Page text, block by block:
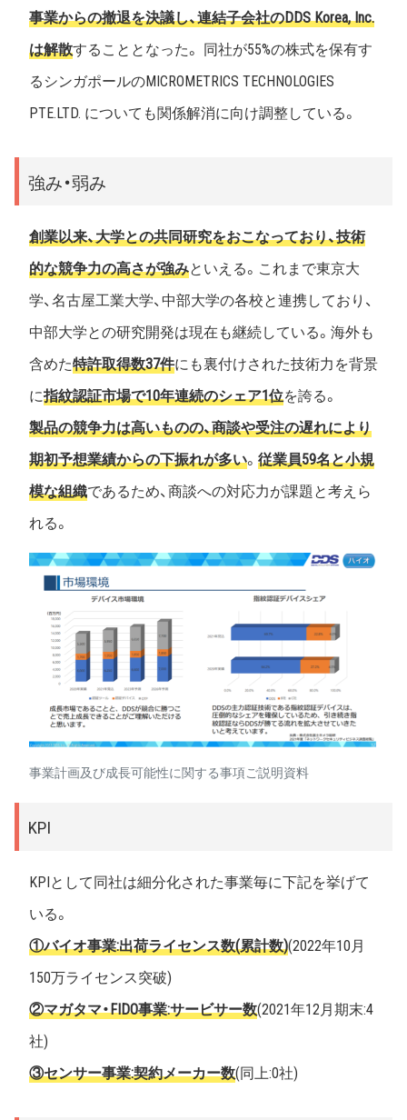
事業からの撤退を決議し、連結子会社のDDS Korea, Inc.
は解散することとなった。 同社が55%の株式を保有す
るシンガポールのMICROMETRICS TECHNOLOGIES
PTE.LTD. についても関係解消に向け調整している。
強み・弱み
創業以来、大学との共同研究をおこなっており、技術
的な競争力の高さが強みといえる。これまで東京大
学、名古屋工業大学、中部大学の各校と連携しており、
中部大学との研究開発は現在も継続している。海外も
含めた特許取得数37件にも裏付けされた技術力を背景
に指紋認証市場で10年連続のシェア1位を誇る。
製品の競争力は高いものの、商談や受注の遅れにより
期初予想業績からの下振れが多い。 従業員59名と小規
模な組織であるため、商談への対応力が課題と考えら
れる。
事業計画及び成長可能性に関する事項ご説明資料
KPI
KPIとして同社は細分化された事業毎に下記を挙げて
いる。
①バイオ事業:出荷ライセンス数(累計数)(2022年10月
150万ライセンス突破)
②マガタマ・FIDO事業:サービサー数(2021年12月期末:4
社)
③センサー事業:契約メーカー数(同上:0社)